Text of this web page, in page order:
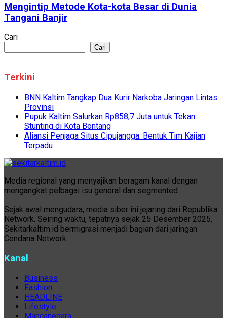
Mengintip Metode Kota-kota Besar di Dunia
Tangani Banjir
Cari
Cari
Terkini
BNN Kaltim Tangkap Dua Kurir Narkoba Jaringan Lintas
Provinsi
Pupuk Kaltim Salurkan Rp858,7 Juta untuk Tekan
Stunting di Kota Bontang
Aliansi Penjaga Situs Cipujangga: Bentuk Tim Kajian
Terpadu
Media regional yang menyajikan beragam kanal dengan
mengangkat pelbagai isu general dan segmented.
Sejak awal mengudara, media siber ini jejaring dari Republika
Network. Seiring waktu, tepatnya sejak 25 Desember 2025,
Sekitarkaltim.id bermigrasi menjadi bagian dari jaringan
Cendana Network.
Kanal
Business
Fashion
HEADLINE
Lifestyle